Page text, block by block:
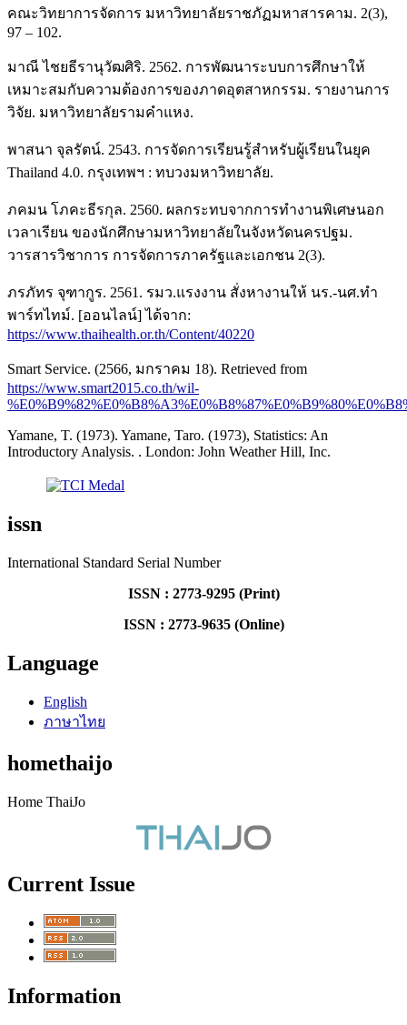
คณะวิทยาการจัดการ มหาวิทยาลัยราชภัฏมหาสารคาม. 2(3),
97 – 102.
มาณี ไชยธีรานุวัฒศิริ. 2562. การพัฒนาระบบการศึกษาให้
เหมาะสมกับความต้องการของภาดอุตสาหกรรม. รายงานการ
วิจัย. มหาวิทยาลัยรามคำแหง.
พาสนา จุลรัตน์. 2543. การจัดการเรียนรู้สำหรับผู้เรียนในยุค
Thailand 4.0. กรุงเทพฯ : ทบวงมหาวิทยาลัย.
ภคมน โภคะธีรกุล. 2560. ผลกระทบจากการทำงานพิเศษนอก
เวลาเรียน ของนักศึกษามหาวิทยาลัยในจังหวัดนครปฐม.
วารสารวิชาการ การจัดการภาครัฐและเอกชน 2(3).
ภรภัทร จุฑากูร. 2561. รมว.แรงงาน สั่งหางานให้ นร.-นศ.ทำ
พาร์ทไทม์. [ออนไลน์] ได้จาก:
https://www.thaihealth.or.th/Content/40220
Smart Service. (2566, มกราคม 18). Retrieved from
https://www.smart2015.co.th/wil-
Yamane, T. (1973). Yamane, Taro. (1973), Statistics: An
Introductory Analysis. . London: John Weather Hill, Inc.
issn
International Standard Serial Number
ISSN : 2773-9295 (Print)
ISSN : 2773-9635 (Online)
Language
English
ภาษาไทย
homethaijo
Home ThaiJo
Current Issue
Information